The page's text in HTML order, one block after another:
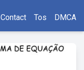
Contact Tos DMCA